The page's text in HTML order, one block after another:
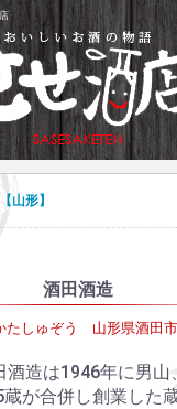
山形】
酒田酒造
たしゅぞう 山形県酒田市
造は1946年に男山
が合併し創業した蔵